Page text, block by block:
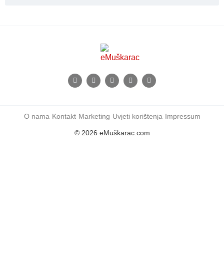
O nama Kontakt Marketing Uvjeti korištenja Impressum
© 2026 eMuškarac.com